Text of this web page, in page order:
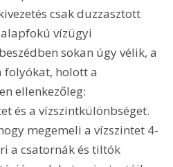
csak duzzasztott
vízügyi
sokan úgy vélik, a
folyókat, holott a
ellenkezőleg:
és a vízszintkülönbséget.
megemeli a vízszintet 4-
a csatornák és tiltók